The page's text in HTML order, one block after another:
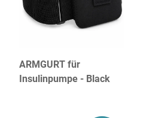
ARMGURT für
Insulinpumpe - Black